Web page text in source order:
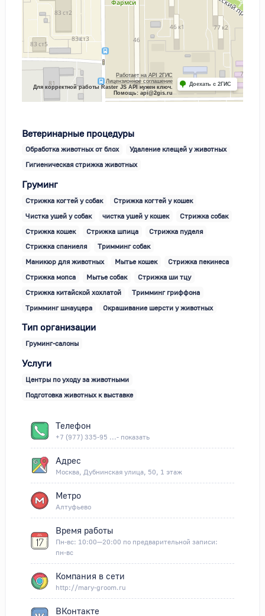
Работает на API 2ГИС
Лицензионное соглашение
Для корректной работы Raster JS API нужен ключ.
Помощь: api@2gis.ru
Доехать с 2ГИС
Ветеринарные процедуры
Обработка животных от блох
Удаление клещей у животных
Гигиеническая стрижка животных
Груминг
Стрижка когтей у собак
Стрижка когтей у кошек
Чистка ушей у собак
чистка ушей у кошек
Стрижка собак
Стрижка кошек
Стрижка шпица
Стрижка пуделя
Стрижка спаниеля
Тримминг собак
Маникюр для животных
Мытье кошек
Стрижка пекинеса
Стрижка мопса
Мытье собак
Стрижка ши тцу
Стрижка китайской хохлатой
Тримминг гриффона
Тримминг шнауцера
Окрашивание шерсти у животных
Тип организации
Груминг-салоны
Услуги
Центры по уходу за животными
Подготовка животных к выставке
Телефон
+7 (977) 335-95 ...- показать
Адрес
Москва, Дубнинская улица, 50, 1 этаж
Метро
Алтуфьево
Время работы
Пн-вс: 10:00—20:00 по предварительной записи:
пн-вс
Компания в сети
http://mary-groom.ru
ВКонтакте